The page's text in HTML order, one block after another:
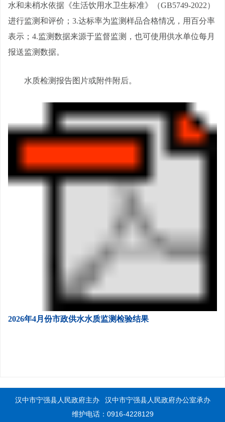
水和未梢水依据《生活饮用水卫生标准》（GB5749-2022）
进行监测和评价；3.达标率为监测样品合格情况，用百分率
表示；4.监测数据来源于监督监测，也可使用供水单位每月
报送监测数据。
水质检测报告图片或附件附后。
2026年4月份市政供水水质监测检验结果
汉中市宁强县人民政府主办
汉中市宁强县人民政府办公室承办
维护电话：0916-4228129